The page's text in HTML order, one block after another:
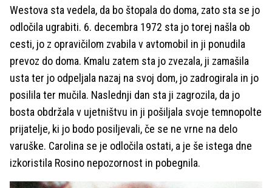
Westova sta vedela, da bo štopala do doma, zato sta se jo
odločila ugrabiti. 6. decembra 1972 sta jo torej našla ob
cesti, jo z opravičilom zvabila v avtomobil in ji ponudila
prevoz do doma. Kmalu zatem sta jo zvezala, ji zamašila
usta ter jo odpeljala nazaj na svoj dom, jo zadrogirala in jo
posilila ter mučila. Naslednji dan sta ji zagrozila, da jo
bosta obdržala v ujetništvu in ji pošiljala svoje temnopolte
prijatelje, ki jo bodo posiljevali, če se ne vrne na delo
varuške. Carolina se je odločila ostati, a je še istega dne
izkoristila Rosino nepozornost in pobegnila.